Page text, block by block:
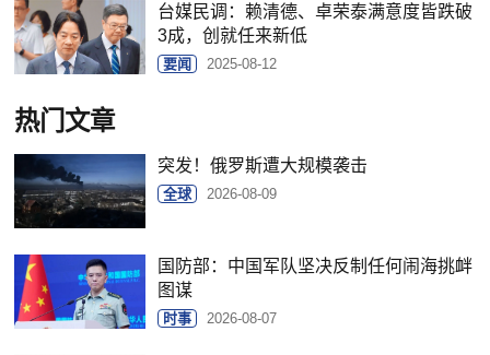
台媒民调：赖清德、卓荣泰满意度皆跌破
3成，创就任来新低
要闻 2025-08-12
热门文章
突发！俄罗斯遭大规模袭击
全球 2026-08-09
国防部：中国军队坚决反制任何闹海挑衅
图谋
时事 2026-08-07